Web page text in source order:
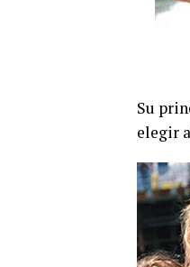
Su
elegir